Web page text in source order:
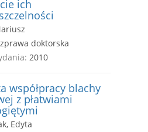
ich
doktorska
2010
współpracy blachy
z płatwiami
Edyta